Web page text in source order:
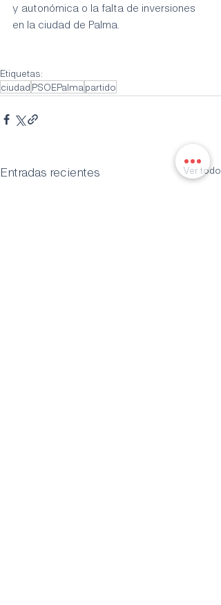
y autonómica o la falta de inversiones
en la ciudad de Palma.
Etiquetas:
ciudad PSOEPalma partido
Entradas recientes Ver todo